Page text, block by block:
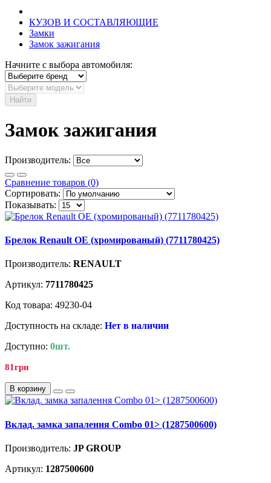
КУЗОВ И СОСТАВЛЯЮЩИЕ
Замки
Замок зажигания
Начните с выбора автомобиля:
Найти
Замок зажигания
Производитель:
Сравнение товаров (0)
Сортировать:
Показывать:
Брелок Renault OE (хромированый) (7711780425)
Производитель: RENAULT
Артикул: 7711780425
Код товара: 49230-04
Доступность на складе: Нет в наличии
Доступно: 0шт.
81грн
В корзину
Вклад. замка запалення Combo 01> (1287500600)
Производитель: JP GROUP
Артикул: 1287500600